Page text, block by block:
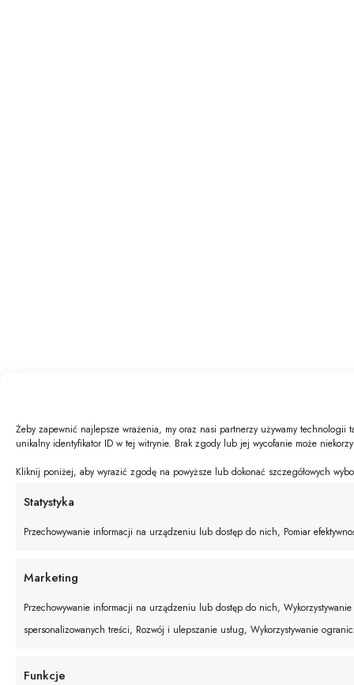
Żeby zapewnić najlepsze wrażenia, my oraz nasi partnerzy używamy
unikalny identyfikator ID w tej witrynie. Brak zgody lub jej wycofanie może
Kliknij poniżej, aby wyrazić zgodę na powyższe lub dokonać szczegółowych
Statystyka
Przechowywanie informacji na urządzeniu lub dostęp do nich, Pomiar
Marketing
Przechowywanie informacji na urządzeniu lub dostęp do nich,
spersonalizowanych treści, Rozwój i ulepszanie usług, Wykorzystywanie
Funkcje